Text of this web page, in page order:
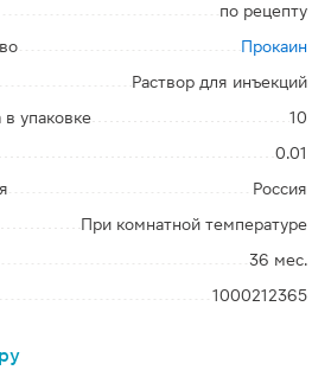
по рецепту
Прокаин
Раствор для инъекций
в упаковке
10
0.01
Россия
При комнатной температуре
36 мес.
1000212365